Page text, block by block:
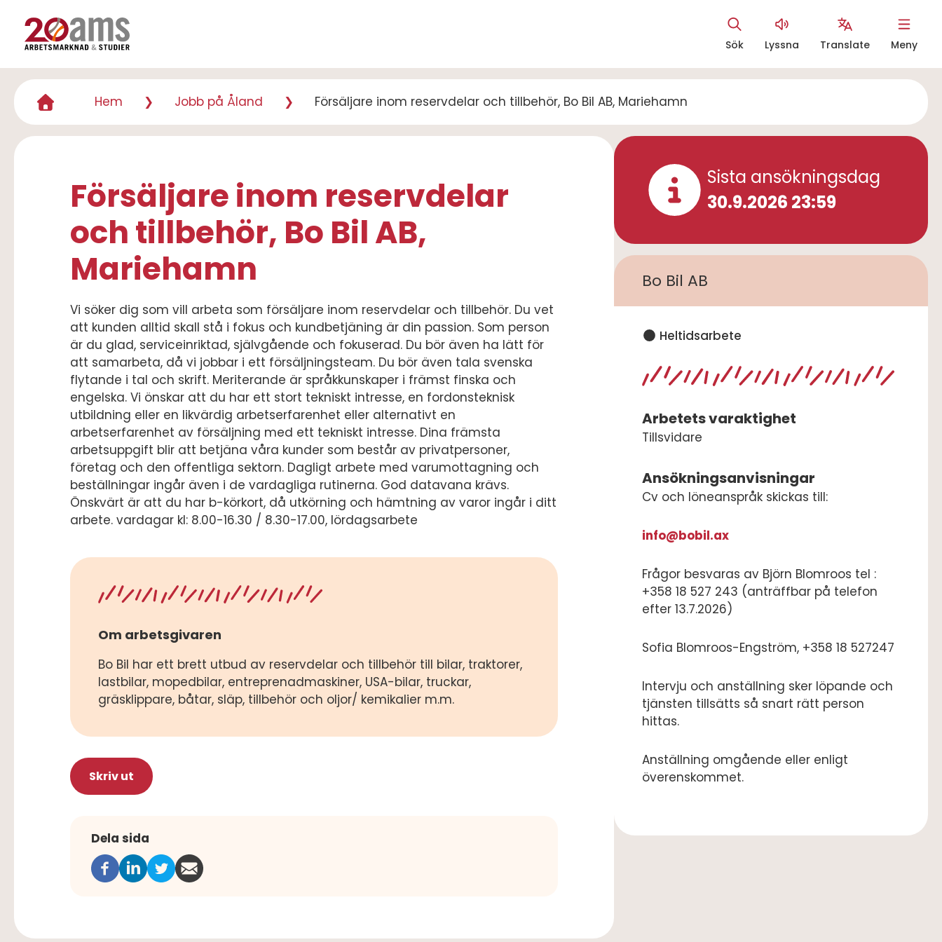
Hoppa
till
huvudinnehåll
Åtgärdsmeny
Sök Lyssna Translate Meny
Länkstig
Hem Jobb på Åland Försäljare inom reservdelar och tillbehör, Bo Bil AB, Mariehamn
Försäljare inom reservdelar
och tillbehör, Bo Bil AB,
Mariehamn
Vi söker dig som vill arbeta som försäljare inom reservdelar och tillbehör. Du vet
att kunden alltid skall stå i fokus och kundbetjäning är din passion. Som person
är du glad, serviceinriktad, självgående och fokuserad. Du bör även ha lätt för
att samarbeta, då vi jobbar i ett försäljningsteam. Du bör även tala svenska
flytande i tal och skrift. Meriterande är språkkunskaper i främst finska och
engelska. Vi önskar att du har ett stort tekniskt intresse, en fordonsteknisk
utbildning eller en likvärdig arbetserfarenhet eller alternativt en
arbetserfarenhet av försäljning med ett tekniskt intresse. Dina främsta
arbetsuppgift blir att betjäna våra kunder som består av privatpersoner,
företag och den offentliga sektorn. Dagligt arbete med varumottagning och
beställningar ingår även i de vardagliga rutinerna. God datavana krävs.
Önskvärt är att du har b-körkort, då utkörning och hämtning av varor ingår i ditt
arbete. vardagar kl: 8.00-16.30 / 8.30-17.00, lördagsarbete
Om arbetsgivaren
Bo Bil har ett brett utbud av reservdelar och tillbehör till bilar, traktorer,
lastbilar, mopedbilar, entreprenadmaskiner, USA-bilar, truckar,
gräsklippare, båtar, släp, tillbehör och oljor/ kemikalier m.m.
Skriv ut
Dela sida
Sista ansökningsdag
30.9.2026 23:59
Bo Bil AB
Heltidsarbete
Arbetets varaktighet
Tillsvidare
Ansökningsanvisningar
Cv och löneanspråk skickas till:
info@bobil.ax
Frågor besvaras av Björn Blomroos tel :
+358 18 527 243 (anträffbar på telefon
efter 13.7.2026)
Sofia Blomroos-Engström, +358 18 527247
Intervju och anställning sker löpande och
tjänsten tillsätts så snart rätt person
hittas.
Anställning omgående eller enligt
överenskommet.